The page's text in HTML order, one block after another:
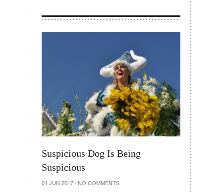
Suspicious Dog Is Being
Suspicious
01 JUN 2017 / NO COMMENTS